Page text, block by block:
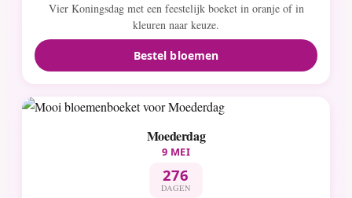
Vier Koningsdag met een feestelijk boeket in oranje of in
kleuren naar keuze.
Bestel bloemen
Moederdag
9 MEI
276
DAGEN